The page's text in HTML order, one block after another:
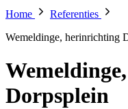
Home
Referenties
Wemeldinge, herinrichting
Dorpsplein